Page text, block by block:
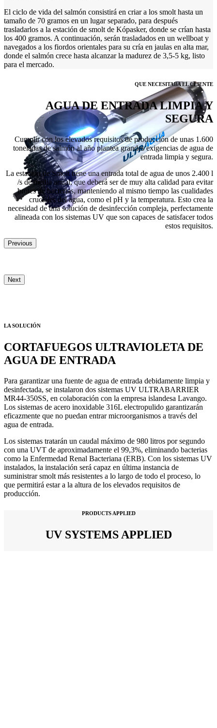
El ciclo de vida del salmón consistirá en criar a los smolt hasta un
tamaño de 70 gramos en un lugar separado, para después
trasladarlos a la estación de smolt de Kópasker, donde se crían hasta
los 400 gramos. A continuación, serán trasladados en un wellboat y
navegados a los fiordos orientales para su cría en jaulas en alta mar,
donde el salmón crece hasta alcanzar la madurez de 3,5-5 kg, listo
para el mercado.
QUE NECESITABA EL CLIENTE
AGUA DE ENTRADA LIMPIA Y
SEGURA
Cumplir con los elevados requisitos de producción de unas 1.600
toneladas de salmón al año plantea grandes exigencias de agua de
entrada limpia y segura.
La estación de Smolt tiene una entrada total de agua de unos 2.400 l
/s de media anual, que deberá ser de muy alta calidad para evitar
brotes de bacterias, manteniendo al mismo tiempo las cualidades
cruciales del agua, como el pH y la temperatura. Esto crea la
necesidad de una solución de desinfección compleja, perfectamente
alineada con los sistemas UV que son capaces de satisfacer todos
estos requisitos.
Previous
Next
LA SOLUCIÓN
CORTAFUEGOS ULTRAVIOLETA DE
AGUA DE ENTRADA
Para garantizar una fuente de agua de entrada debidamente limpia y
desinfectada, se instalaron dos sistemas UV ULTRABARRIER
MR44-350SS, en colaboración con la empresa islandesa Lavango.
Los sistemas de acero inoxidable 316L electropulido garantizarán
eficazmente que no puedan entrar microorganismos a través del
agua de entrada.
Los sistemas tratarán un caudal máximo de 980 litros por segundo
con una UVT de aproximadamente el 99,3%, eliminando bacterias
como la Enfermedad Renal Bacteriana (ERB). Con los sistemas UV
instalados, la instalación será capaz en última instancia de
suministrar smolt más resistentes a lo largo de todo el proceso, lo
que permitirá estar a la altura de los elevados requisitos de
producción.
PRODUCTS APPLIED
UV SYSTEMS APPLIED